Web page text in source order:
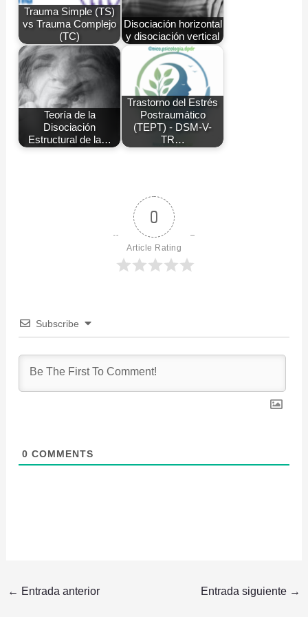
Trauma Simple (TS)
vs Trauma Complejo
(TC)
Disociación horizontal
y disociación vertical
Teoría de la
Disociación
Estructural de la…
Trastorno del Estrés
Postraumático
(TEPT) - DSM-V-
TR…
0
Article Rating
Subscribe
0 COMMENTS
← Entrada anterior Entrada siguiente →